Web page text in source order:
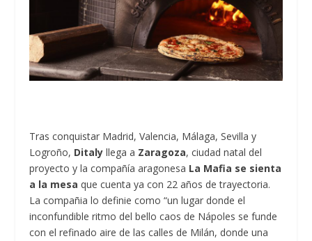
Tras conquistar Madrid, Valencia, Málaga, Sevilla y
Logroño, Ditaly llega a Zaragoza, ciudad natal del
proyecto y la compañía aragonesa La Mafia se sienta
a la mesa que cuenta ya con 22 años de trayectoria.
La compañia lo definie como “un lugar donde el
inconfundible ritmo del bello caos de Nápoles se funde
con el refinado aire de las calles de Milán, donde una